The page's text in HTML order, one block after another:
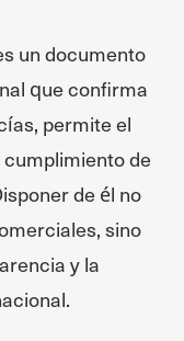
un documento
que confirma
permite el
cumplimiento de
de él no
sino
y la